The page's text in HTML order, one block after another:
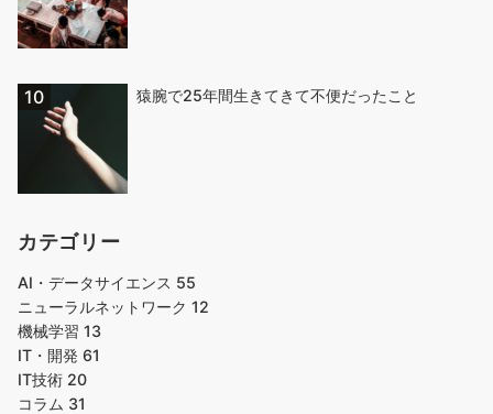
猿腕で25年間生きてきて不便だったこと
カテゴリー
AI・データサイエンス 55
ニューラルネットワーク 12
機械学習 13
IT・開発 61
IT技術 20
コラム 31